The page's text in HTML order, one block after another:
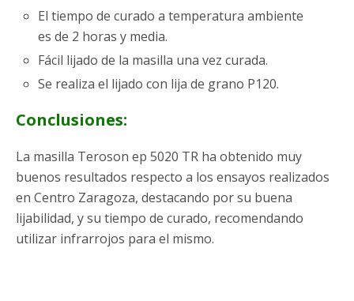
El tiempo de curado a temperatura ambiente
es de 2 horas y media.
Fácil lijado de la masilla una vez curada.
Se realiza el lijado con lija de grano P120.
Conclusiones:
La masilla Teroson ep 5020 TR ha obtenido muy
buenos resultados respecto a los ensayos realizados
en Centro Zaragoza, destacando por su buena
lijabilidad, y su tiempo de curado, recomendando
utilizar infrarrojos para el mismo.